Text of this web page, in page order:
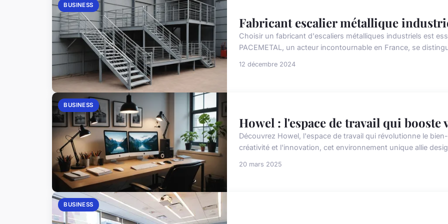
BUSINESS
Fabricant escalier métallique
Choisir un fabricant d'escaliers métalliques industriels est
PACEMETAL, un acteur incontournable en France, se
12 décembre 2024
BUSINESS
Howel : l'espace de travail qui
Découvrez Howel, l'espace de travail qui révolutionne le
créativité et l'innovation, cet environnement unique allie
20 mars 2025
BUSINESS